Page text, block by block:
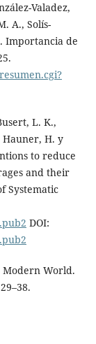
Valadez,
A., Solís-
Importancia de
L. K.,
Hauner, H. y
to reduce
and their
Systematic
DOI:
Modern World.